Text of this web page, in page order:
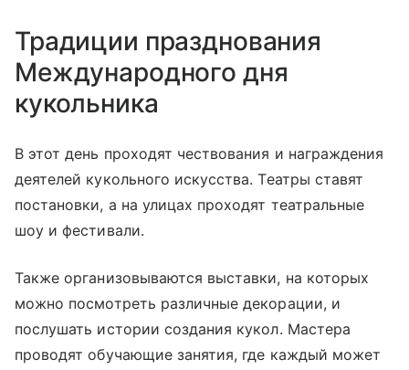
Традиции празднования
Международного дня
кукольника
В этот день проходят чествования и награждения
деятелей кукольного искусства. Театры ставят
постановки, а на улицах проходят театральные
шоу и фестивали.
Также организовываются выставки, на которых
можно посмотреть различные декорации, и
послушать истории создания кукол. Мастера
проводят обучающие занятия, где каждый может